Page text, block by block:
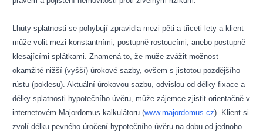
Lhůty splatnosti se pohybují zpravidla mezi pěti a třiceti lety a klient
může volit mezi konstantními, postupně rostoucími, anebo postupně
klesajícími splátkami. Znamená to, že může zvážit možnost
okamžité nižší (vyšší) úrokové sazby, ovšem s jistotou pozdějšího
růstu (poklesu). Aktuální úrokovou sazbu, odvislou od délky fixace a
délky splatnosti hypotečního úvěru, může zájemce zjistit orientačně v
internetovém Majordomus kalkulátoru (www.majordomus.cz). Klient si
zvolí délku pevného úročení hypotečního úvěru na dobu od jednoho